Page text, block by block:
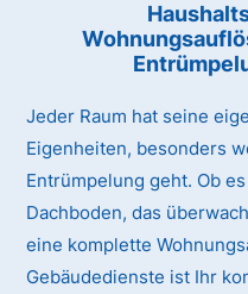
Jeder Raum hat seine
Eigenheiten, besonders
Entrümpelung geht. Ob
Dachboden, das
eine komplette
Gebäudedienste ist Ihr